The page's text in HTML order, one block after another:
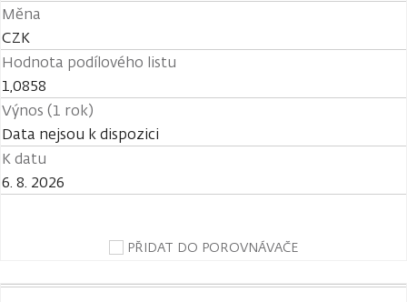
Měna
CZK
Hodnota podílového listu
1,0858
Výnos (1 rok)
Data nejsou k dispozici
K datu
6. 8. 2026
PŘIDAT DO POROVNÁVAČE